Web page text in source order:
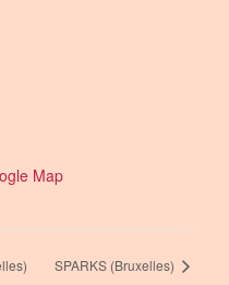
Map
SPARKS (Bruxelles)